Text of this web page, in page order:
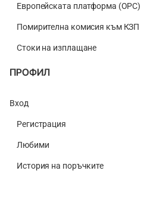
Европейската платформа (ОРС)
Помирителна комисия към КЗП
Стоки на изплащане
ПРОФИЛ
Вход
Регистрация
Любими
История на поръчките